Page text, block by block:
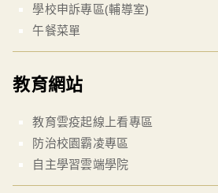
學校申訴專區(輔導室)
午餐菜單
教育網站
教育雲疫起線上看專區
防治校園霸凌專區
自主學習雲端學院